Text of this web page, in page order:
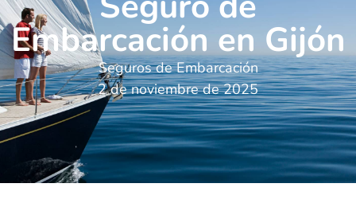
Embarcación en Gijón
Seguros de Embarcación
2 de noviembre de 2025